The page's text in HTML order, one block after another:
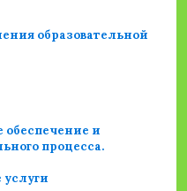
образовательной
и
процесса.